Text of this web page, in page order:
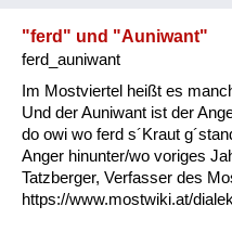
"ferd" und "Auniwant"
ferd_auniwant
Im Mostviertel heißt es
Und der Auniwant ist der
do owi wo ferd s´Kraut
Anger hinunter/wo voriges
Tatzberger, Verfasser des
https://www.mostwiki.at/